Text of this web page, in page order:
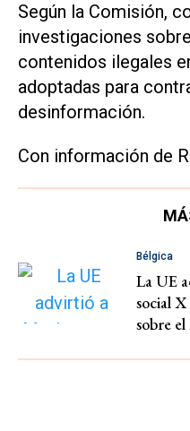
Según la Comisión,
investigaciones
contenidos ilegales
adoptadas para
desinformación.
Con información de
Bélgica
La UE
social
sobre